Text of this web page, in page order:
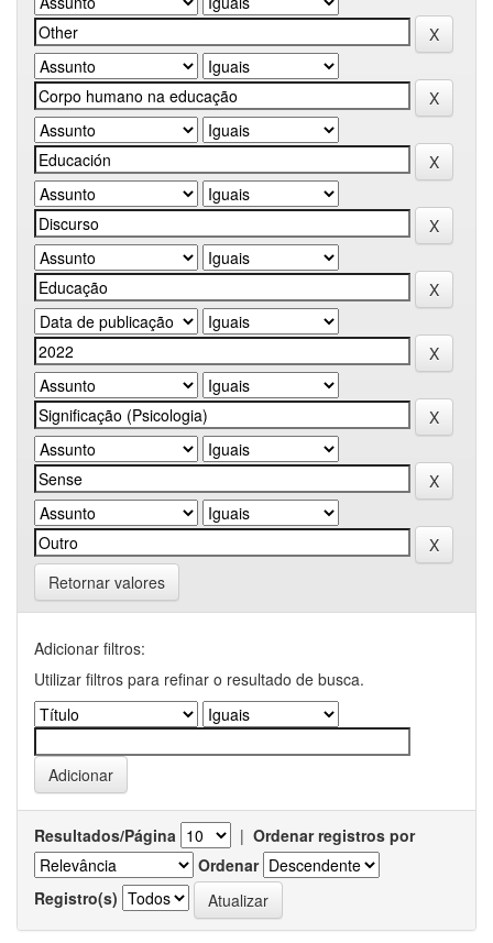
Retornar valores
Adicionar filtros:
Utilizar filtros para refinar o resultado de busca.
Resultados/Página | Ordenar registros por
Ordenar
Registro(s)